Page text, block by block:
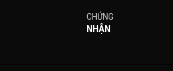
CHỨNG
NHẬN